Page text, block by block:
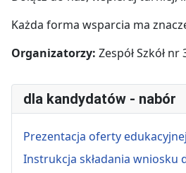
Każda forma wsparcia ma
Organizatorzy: Zespół Szkół
dla kandydatów - nabór
Prezentacja oferty
Instrukcja składania wniosku